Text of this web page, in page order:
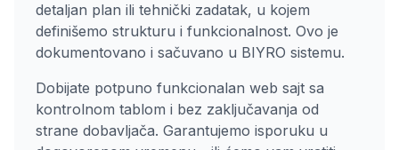
detaljan plan ili tehnički zadatak, u kojem
definišemo strukturu i funkcionalnost. Ovo je
dokumentovano i sačuvano u BIYRO sistemu.
Dobijate potpuno funkcionalan web sajt sa
kontrolnom tablom i bez zaključavanja od
strane dobavljača. Garantujemo isporuku u